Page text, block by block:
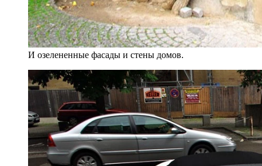
И озелененные фасады и стены домов.